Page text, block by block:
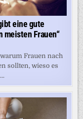
eine gute
meisten Frauen“
Frauen nach
sollten, wieso es